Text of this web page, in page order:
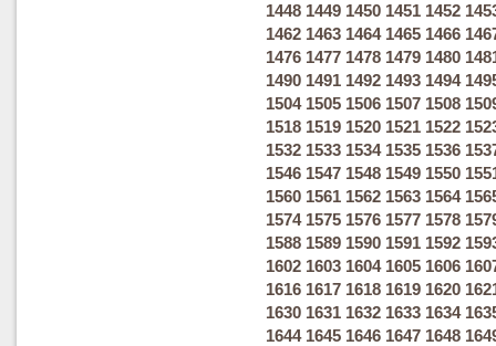
1448 1449 1450 1451 1452
1462 1463 1464 1465 1466
1476 1477 1478 1479 1480
1490 1491 1492 1493 1494
1504 1505 1506 1507 1508
1518 1519 1520 1521 1522
1532 1533 1534 1535 1536
1546 1547 1548 1549 1550
1560 1561 1562 1563 1564
1574 1575 1576 1577 1578
1588 1589 1590 1591 1592
1602 1603 1604 1605 1606
1616 1617 1618 1619 1620
1630 1631 1632 1633 1634
1644 1645 1646 1647 1648